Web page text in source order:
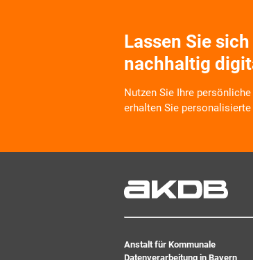
Lassen Sie
nachhaltig
Nutzen Sie Ihre
erhalten Sie
Arbeitskreise und
kostenlos. Aber auch
zeitgemäß digital. Dafür
jederzeit widerrufen
Anstalt für Kommunale
Datenverarbeitung in Bayern